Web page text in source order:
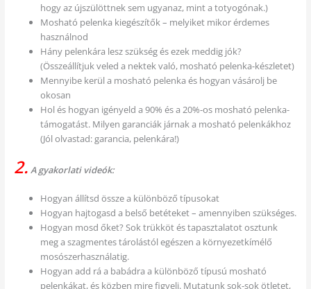
hogy az újszülöttnek sem ugyanaz, mint a totyogónak.)
Mosható pelenka kiegészítők – melyiket mikor érdemes
használnod
Hány pelenkára lesz szükség és ezek meddig jók?
(Összeállítjuk veled a nektek való, mosható pelenka-készletet)
Mennyibe kerül a mosható pelenka és hogyan vásárolj be
okosan
Hol és hogyan igényeld a 90% és a 20%-os mosható pelenka-
támogatást. Milyen garanciák járnak a mosható pelenkákhoz
(Jól olvastad: garancia, pelenkára!)
2. A gyakorlati videók:
Hogyan állítsd össze a különböző típusokat
Hogyan hajtogasd a belső betéteket – amennyiben szükséges.
Hogyan mosd őket? Sok trükköt és tapasztalatot osztunk
meg a szagmentes tárolástól egészen a környezetkímélő
mosószerhasználatig.
Hogyan add rá a babádra a különböző típusú mosható
pelenkákat, és közben mire figyelj. Mutatunk sok-sok ötletet,